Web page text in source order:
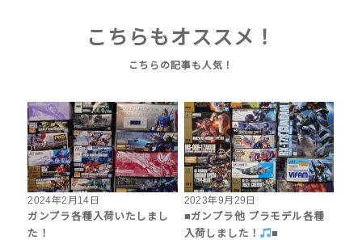
こちらもオススメ！
2024年2月14日
ガンプラ各種入荷いたしまし
た！
2023年9月29日
■ガンプラ他 プラモデル各種
入荷しました！
■